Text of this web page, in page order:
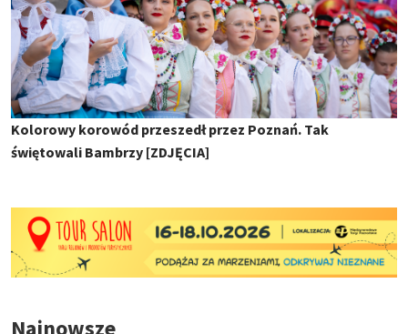
Kolorowy korowód przeszedł przez Poznań. Tak
świętowali Bambrzy [ZDJĘCIA]